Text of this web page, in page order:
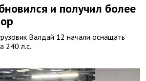
и получил более
Валдай 12 начали оснащать
240 л.с.